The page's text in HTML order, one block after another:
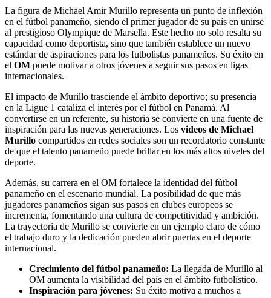
La figura de Michael Amir Murillo representa un punto de inflexión
en el fútbol panameño, siendo el primer jugador de su país en unirse
al prestigioso Olympique de Marsella. Este hecho no solo resalta su
capacidad como deportista, sino que también establece un nuevo
estándar de aspiraciones para los futbolistas panameños. Su éxito en
el OM puede motivar a otros jóvenes a seguir sus pasos en ligas
internacionales.
El impacto de Murillo trasciende el ámbito deportivo; su presencia
en la Ligue 1 cataliza el interés por el fútbol en Panamá. Al
convertirse en un referente, su historia se convierte en una fuente de
inspiración para las nuevas generaciones. Los videos de Michael
Murillo compartidos en redes sociales son un recordatorio constante
de que el talento panameño puede brillar en los más altos niveles del
deporte.
Además, su carrera en el OM fortalece la identidad del fútbol
panameño en el escenario mundial. La posibilidad de que más
jugadores panameños sigan sus pasos en clubes europeos se
incrementa, fomentando una cultura de competitividad y ambición.
La trayectoria de Murillo se convierte en un ejemplo claro de cómo
el trabajo duro y la dedicación pueden abrir puertas en el deporte
internacional.
Crecimiento del fútbol panameño: La llegada de Murillo al
OM aumenta la visibilidad del país en el ámbito futbolístico.
Inspiración para jóvenes: Su éxito motiva a muchos a